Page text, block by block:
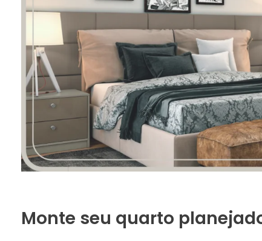
Monte seu quarto